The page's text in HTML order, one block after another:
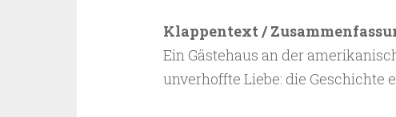
Klappentext /
Ein Gästehaus an der
unverhoffte Liebe: die Geschichte